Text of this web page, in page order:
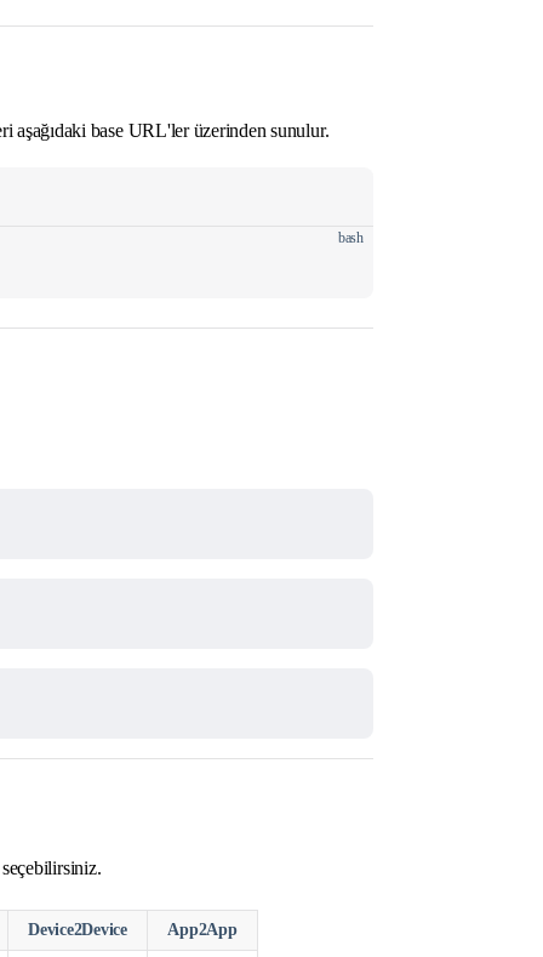
aşağıdaki base URL'ler üzerinden sunulur.
bash
seçebilirsiniz.
Device2Device App2App